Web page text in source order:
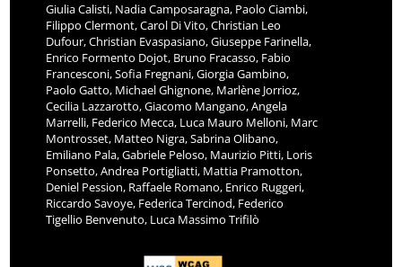
Giulia Calisti, Nadia Camposaragna, Paolo Ciambi,
Filippo Clermont, Carol Di Vito, Christian Leo
Dufour, Christian Evaspasiano, Giuseppe Farinella,
Enrico Formento Dojot, Bruno Fracasso, Fabio
Francesconi, Sofia Fregnani, Giorgia Gambino,
Paolo Gatto, Michael Ghignone, Marlène Jorrioz,
Cecilia Lazzarotto, Giacomo Mangano, Angela
Marrelli, Federico Mecca, Luca Mauro Melloni, Marc
Montrosset, Matteo Nigra, Sabrina Olibano,
Emiliano Pala, Gabriele Peloso, Maurizio Pitti, Loris
Ponsetto, Andrea Portigliatti, Mattia Pramotton,
Deniel Pession, Raffaele Romano, Enrico Ruggeri,
Riccardo Savoye, Federica Tercinod, Federico
Tigellio Benvenuto, Luca Massimo Trifilò